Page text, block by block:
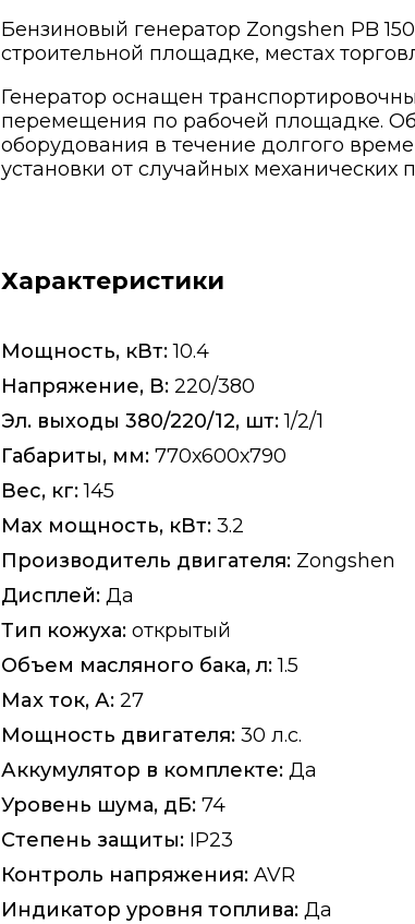
Бензиновый генератор Zongshen PB
строительной площадке, местах
Генератор оснащен
перемещения по рабочей площадке.
оборудования в течение долгого
установки от случайных механических
Характеристики
Mощность, кВт:10.4
Напряжение, В: 220/380
Эл. выходы 380/220/12, шт:1/2/1
Габариты, мм: 770х600х790
Вес, кг:145
Мах мощность, кВт: 3.2
Производитель двигателя: Zongshen
Дисплей: Да
Тип кожуха: открытый
Объем масляного бака, л:1.5
Max ток, А: 27
Мощность двигателя: 30 л.с.
Аккумулятор в комплекте: Да
Уровень шума, дБ: 74
Степень защиты: IP23
Контроль напряжения: AVR
Индикатор уровня топлива: Да